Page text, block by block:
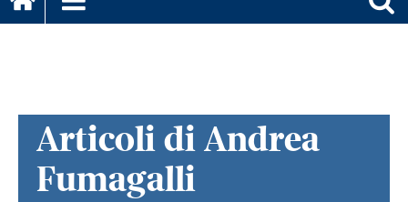
Articoli di Andrea
Fumagalli